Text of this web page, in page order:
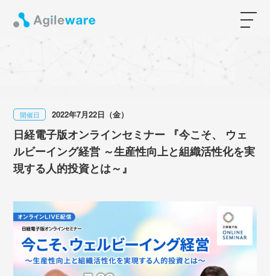
開催日 2022年7月22日（金）
日経電子版オンラインセミナー 『今こそ、 ウェ
ルビーイング経営 ～生産性向上と組織活性化を実
現する人的投資とは～』